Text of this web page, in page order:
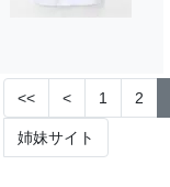
<< < 1 2
姉妹サイト